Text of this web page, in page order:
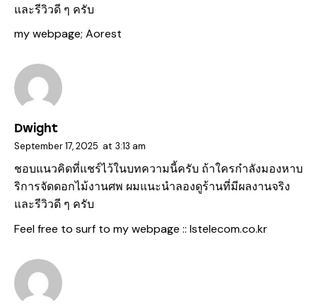
และรีวิวดี ๆ ครับ
my webpage; Aorest
Dwight
September 17, 2025 at 3:13 am
ชอบแนวคิดที่แชร์ไว้ในบทความนี้ครับ ถ้าใครกำลังมองหาบ
ริการจัดดอกไม้งานศพ ผมแนะนำลองดูร้านที่มีผลงานจริง
และรีวิวดี ๆ ครับ
Feel free to surf to my webpage :: lstelecom.co.kr